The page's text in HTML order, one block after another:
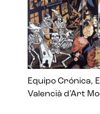
Equipo Crónica,
Valencià d’Art